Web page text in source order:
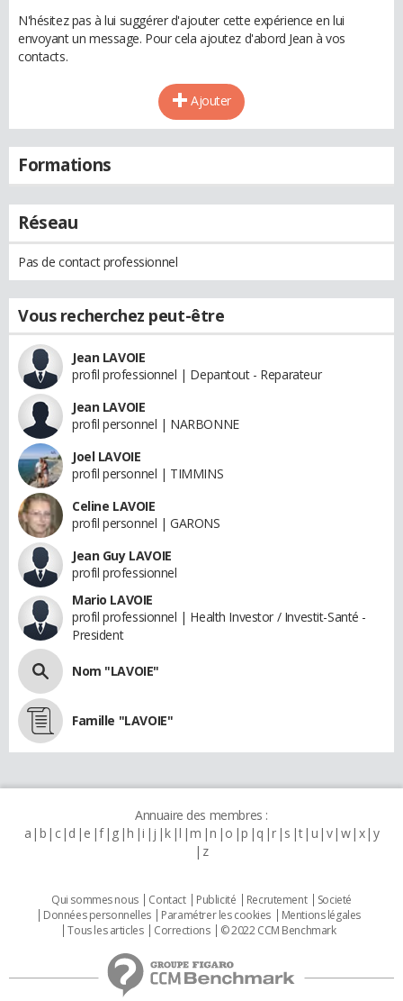
N'hésitez pas à lui suggérer d'ajouter cette expérience en lui
envoyant un message. Pour cela ajoutez d'abord Jean à vos
contacts.
Ajouter
Formations
Réseau
Pas de contact professionnel
Vous recherchez peut-être
Jean LAVOIE
profil professionnel | Depantout - Reparateur
Jean LAVOIE
profil personnel | NARBONNE
Joel LAVOIE
profil personnel | TIMMINS
Celine LAVOIE
profil personnel | GARONS
Jean Guy LAVOIE
profil professionnel
Mario LAVOIE
profil professionnel | Health Investor / Investit-Santé -
President
Nom "LAVOIE"
Famille "LAVOIE"
Annuaire des membres :
a b c d e f g h i j k l m n o p q r s t u v w x y
z
Qui sommes nous Contact Publicité Recrutement
Societé
Données personnelles
Paramétrer les cookies
Mentions légales
Tous les articles
Corrections © 2022 CCM Benchmark